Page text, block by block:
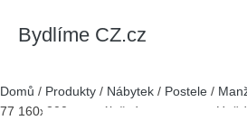
Bydlíme CZ.cz
Domů / Produkty / Nábytek / Postele /
77 160x200 cm s úložným prostorem